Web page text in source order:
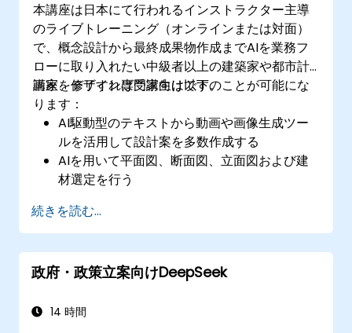
本講座は日本にて行われるインストラクター主導
のライブトレーニング（オンラインまたは対面）
で、概念設計から最終成果物作成までAIを業務フ
ローに取り入れたい中級者以上の建築家や都市計
画家、デザイン専門家向けです。
講座を修了すれば受講生は以下のことが可能にな
ります：
AI駆動型のテキストから動画や画像生成ツー
ルを活用して設計案を多数作成する
AIを用いて平面図、断面図、立面図および建
材選定を行う
性を確認する
Revitや他のレンダリングツールとAIワークフ
ローを統合する
続きを読む...
政府・政策立案向けDeepSeek
14 時間